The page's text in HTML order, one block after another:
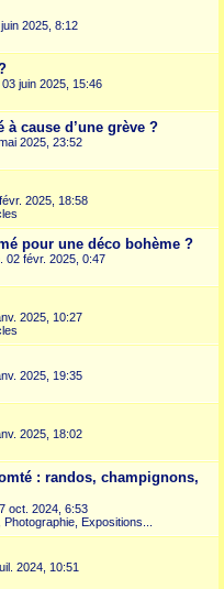
2025, 8:12
03 juin 2025, 15:46
cause d’une grève ?
2025, 23:52
2025, 18:58
pour une déco bohème ?
02 févr. 2025, 0:47
2025, 10:27
2025, 19:35
2025, 18:02
: randos, champignons,
oct. 2024, 6:53
Expositions...
2024, 10:51